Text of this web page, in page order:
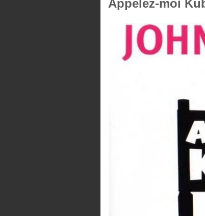
Appelez-moi